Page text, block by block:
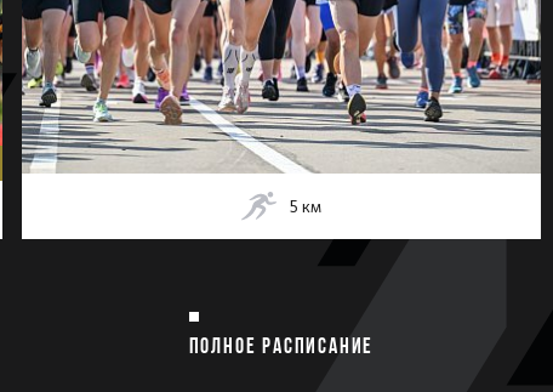
5 км
ПОЛНОЕ РАСПИСАНИЕ